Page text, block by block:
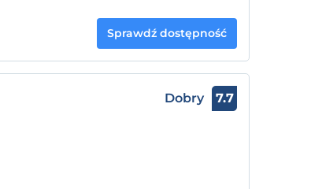
Sprawdź dostępność
Dobry 7.7